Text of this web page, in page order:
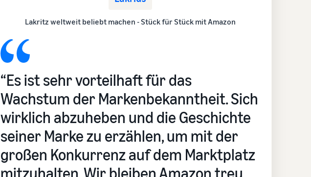
Lakritz weltweit beliebt machen - Stück für Stück mit Amazon
“Es ist sehr vorteilhaft für das
Wachstum der Markenbekanntheit. Sich
wirklich abzuheben und die Geschichte
seiner Marke zu erzählen, um mit der
großen Konkurrenz auf dem Marktplatz
mitzuhalten. Wir bleiben Amazon treu.